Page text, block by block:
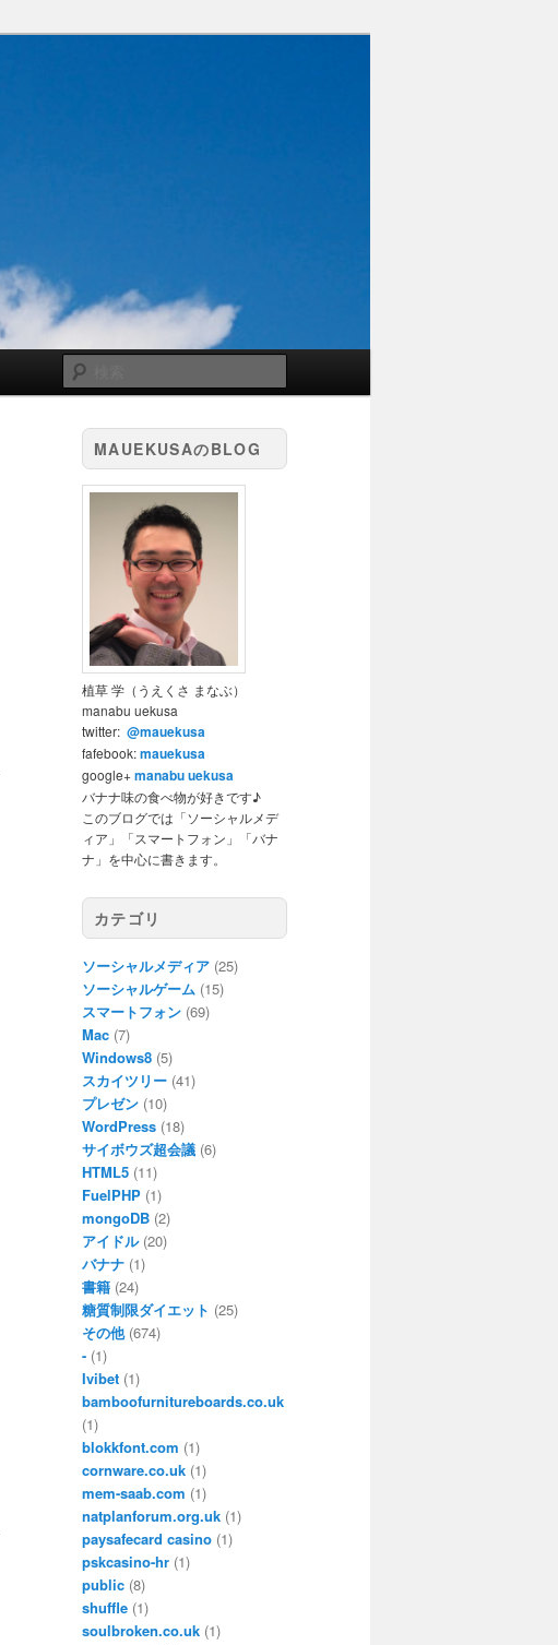
索
MAUEKUSAのBLOG
植草 学（うえくさ まなぶ）
manabu uekusa
twitter: @mauekusa
fafebook:mauekusa
google+manabu uekusa
バナナ味の食べ物が好きです♪
このブログでは「ソーシャルメデ
ィア」「スマートフォン」「バナ
ナ」を中心に書きます。
カテゴリ
ソーシャルメディア (25)
ソーシャルゲーム (15)
スマートフォン (69)
Mac (7)
Windows8 (5)
スカイツリー (41)
プレゼン (10)
WordPress (18)
サイボウズ超会議 (6)
HTML5 (11)
FuelPHP (1)
mongoDB (2)
アイドル(20)
バナナ (1)
書籍 (24)
糖質制限ダイエット (25)
その他(674)
- (1)
Ivibet (1)
bamboofurnitureboards.co.uk
(1)
blokkfont.com (1)
cornware.co.uk (1)
mem-saab.com (1)
natplanforum.org.uk (1)
paysafecard casino (1)
pskcasino-hr (1)
public (8)
shuffle (1)
soulbroken.co.uk (1)